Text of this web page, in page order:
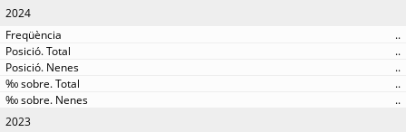
2024
..
..
..
..
..
2023